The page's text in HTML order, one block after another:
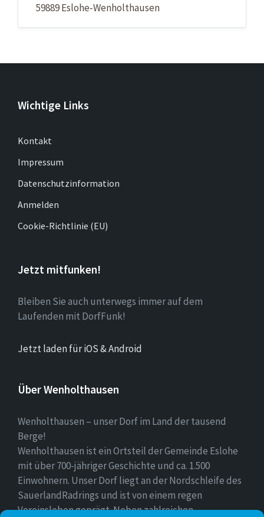
59889 Eslohe-Wenholthausen
Wichtige Links
Kontakt
Impressum
Datenschutzinformation
Anmelden
Cookie-Richtlinie (EU)
Jetzt mitfunken!
Bleiben Sie auch unterwegs immer auf dem
Laufenden mit DorfFunk!
Jetzt laden für iOS & Android
Über Wenholthausen
Wenholthausen – unser Dorf im Land der tausend
Berge!
Wenholthausen ist ein Ortsteil der Gemeinde Eslohe
mit über 700-jähriger Geschichte und ca. 1.500
Einwohnern. Unser Dorf liegt an der Nordschleife des
SauerlandRadrings und ist von einem regen
Vereinsleben geprägt. Neben zahlreichen